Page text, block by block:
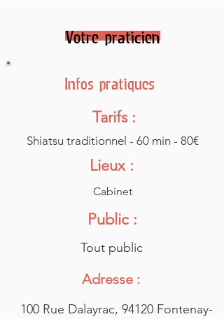
Votre praticien
Infos pratiques
Tarifs :
Shiatsu traditionnel - 60 min - 80€
Lieux :
Cabinet
Public :
Tout public
Adresse :
100 Rue Dalayrac, 94120 Fontenay-